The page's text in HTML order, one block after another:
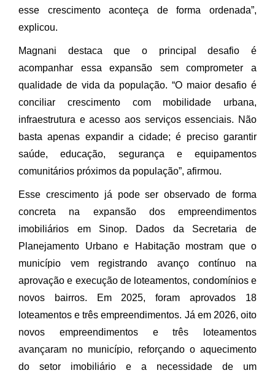
esse crescimento aconteça de forma ordenada”,
explicou.
Magnani destaca que o principal desafio é
acompanhar essa expansão sem comprometer a
qualidade de vida da população. “O maior desafio é
conciliar crescimento com mobilidade urbana,
infraestrutura e acesso aos serviços essenciais. Não
basta apenas expandir a cidade; é preciso garantir
saúde, educação, segurança e equipamentos
comunitários próximos da população”, afirmou.
Esse crescimento já pode ser observado de forma
concreta na expansão dos empreendimentos
imobiliários em Sinop. Dados da Secretaria de
Planejamento Urbano e Habitação mostram que o
município vem registrando avanço contínuo na
aprovação e execução de loteamentos, condomínios e
novos bairros. Em 2025, foram aprovados 18
loteamentos e três empreendimentos. Já em 2026, oito
novos empreendimentos e três loteamentos
avançaram no município, reforçando o aquecimento
do setor imobiliário e a necessidade de um